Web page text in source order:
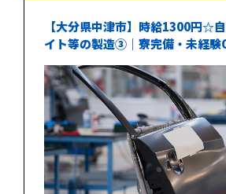
【大分県中津市】時給1300円☆
イト等の製造③｜寮完備・未経験